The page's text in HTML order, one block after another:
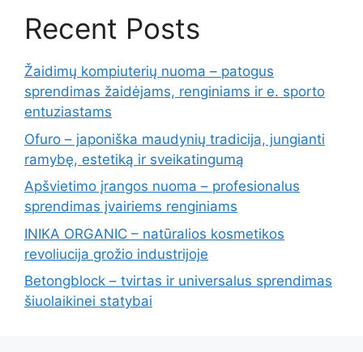
Recent Posts
Žaidimų kompiuterių nuoma – patogus
sprendimas žaidėjams, renginiams ir e. sporto
entuziastams
Ofuro – japoniška maudynių tradicija, jungianti
ramybę, estetiką ir sveikatingumą
Apšvietimo įrangos nuoma – profesionalus
sprendimas įvairiems renginiams
INIKA ORGANIC – natūralios kosmetikos
revoliucija grožio industrijoje
Betongblock – tvirtas ir universalus sprendimas
šiuolaikinei statybai